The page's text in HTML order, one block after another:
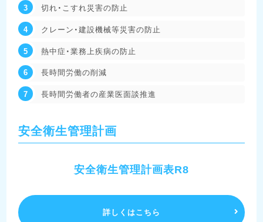
切れ・こすれ災害の防止
クレーン・建設機械等災害の防止
熱中症・業務上疾病の防止
長時間労働の削減
長時間労働者の産業医面談推進
安全衛生管理計画
安全衛生管理計画表R8
詳しくはこちら